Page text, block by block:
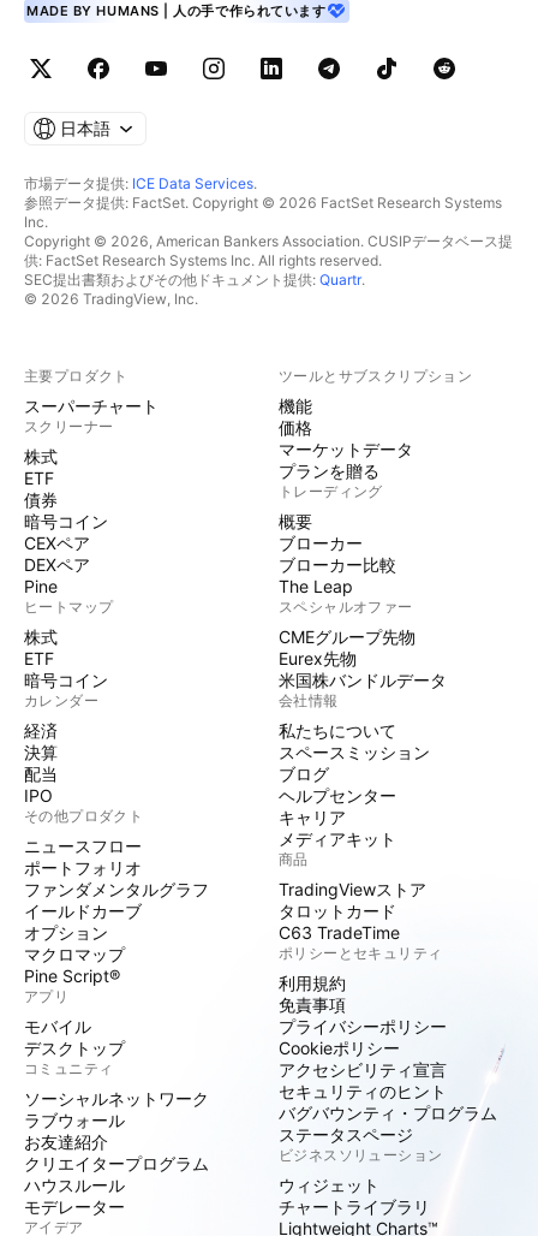
MADE BY HUMANS | 人の手で作られています
日本語
市場データ提供: ICE Data Services.
参照データ提供: FactSet. Copyright © 2026 FactSet Research Systems
Inc.
Copyright © 2026, American Bankers Association. CUSIPデータベース提
供: FactSet Research Systems Inc. All rights reserved.
SEC提出書類およびその他ドキュメント提供: Quartr.
© 2026 TradingView, Inc.
主要プロダクト
スーパーチャート
スクリーナー
株式
ETF
債券
暗号コイン
CEXペア
DEXペア
Pine
ヒートマップ
株式
ETF
暗号コイン
カレンダー
経済
決算
配当
IPO
その他プロダクト
ニュースフロー
ポートフォリオ
ファンダメンタルグラフ
イールドカーブ
オプション
マクロマップ
Pine Script®
アプリ
モバイル
デスクトップ
コミュニティ
ソーシャルネットワーク
ラブウォール
お友達紹介
クリエイタープログラム
ハウスルール
モデレーター
アイデア
ツールとサブスクリプション
機能
価格
マーケットデータ
プランを贈る
トレーディング
概要
ブローカー
ブローカー比較
The Leap
スペシャルオファー
CMEグループ先物
Eurex先物
米国株バンドルデータ
会社情報
私たちについて
スペースミッション
ブログ
ヘルプセンター
キャリア
メディアキット
商品
TradingViewストア
タロットカード
C63 TradeTime
ポリシーとセキュリティ
利用規約
免責事項
プライバシーポリシー
Cookieポリシー
アクセシビリティ宣言
セキュリティのヒント
バグバウンティ・プログラム
ステータスページ
ビジネスソリューション
ウィジェット
チャートライブラリ
Lightweight Charts™